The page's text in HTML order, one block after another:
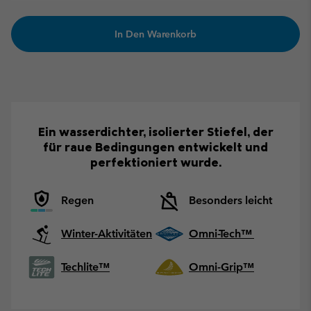
In Den Warenkorb
Ein wasserdichter, isolierter Stiefel, der
für raue Bedingungen entwickelt und
perfektioniert wurde.
Regen Besonders leicht
Winter-Aktivitäten Omni-Tech™
Techlite™ Omni-Grip™